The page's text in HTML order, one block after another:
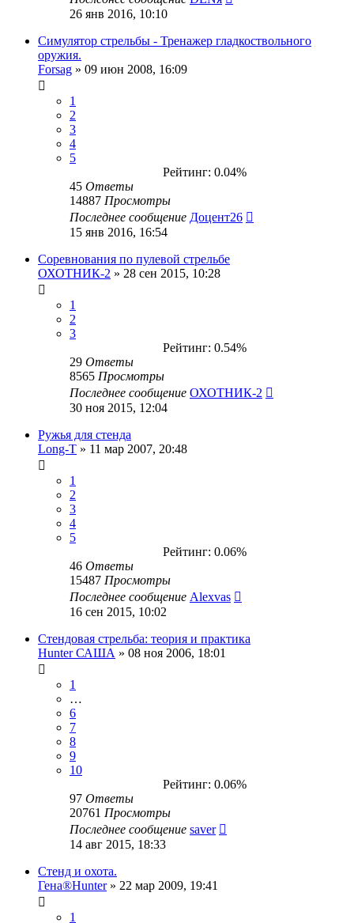
26 янв 2016, 10:10
Симулятор стрельбы - Тренажер гладкоствольного
оружия.
Forsag » 09 июн 2008, 16:09
1
2
3
4
5
Рейтинг: 0.04%
45 Ответы
14887 Просмотры
Последнее сообщение Доцент26
15 янв 2016, 16:54
Соревнования по пулевой стрельбе
ОХОТНИК-2 » 28 сен 2015, 10:28
1
2
3
Рейтинг: 0.54%
29 Ответы
8565 Просмотры
Последнее сообщение ОХОТНИК-2
30 ноя 2015, 12:04
Ружья для стенда
Long-T » 11 мар 2007, 20:48
1
2
3
4
5
Рейтинг: 0.06%
46 Ответы
15487 Просмотры
Последнее сообщение Alexvas
16 сен 2015, 10:02
Стендовая стрельба: теория и практика
Hunter САША » 08 ноя 2006, 18:01
1
…
6
7
8
9
10
Рейтинг: 0.06%
97 Ответы
20761 Просмотры
Последнее сообщение saver
14 авг 2015, 18:33
Стенд и охота.
Гена®Hunter» 22 мар 2009, 19:41
1